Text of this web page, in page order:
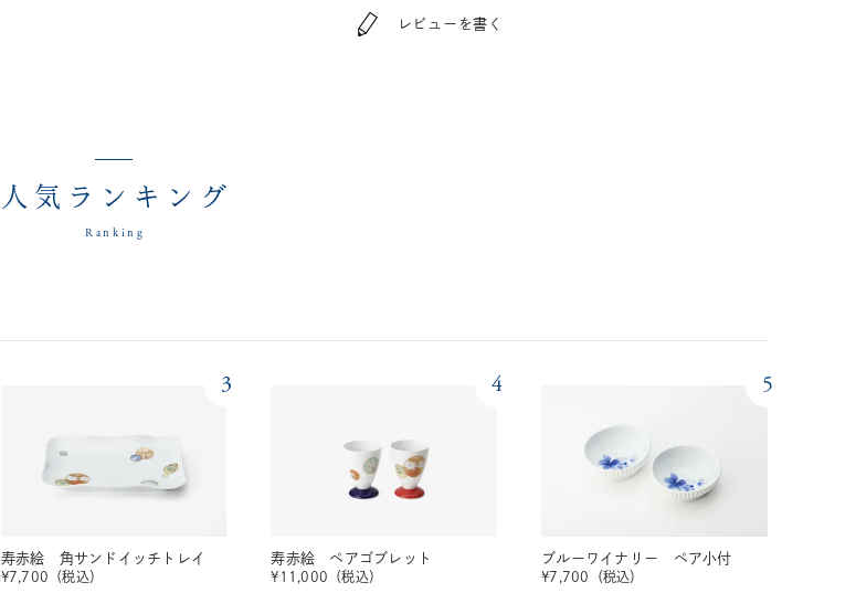
レビューを書く
人気ランキング
Ranking
3
寿赤絵 角サンドイッチトレイ
¥7,700 （税込）
4
寿赤絵 ペアゴブレット
¥ 11,000 （税込）
5
ブルーワイナリー ペア小付
¥7,700 （税込）